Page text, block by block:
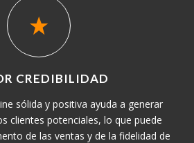
CREDIBILIDAD
sólida y positiva ayuda a generar
clientes potenciales, lo que puede
de las ventas y de la fidelidad de